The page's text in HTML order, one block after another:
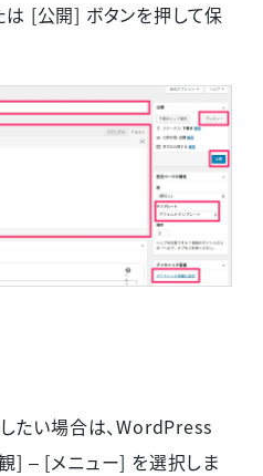
は [公開] ボタンを押して保
たい場合は、WordPress
] – [メニュー] を選択しま